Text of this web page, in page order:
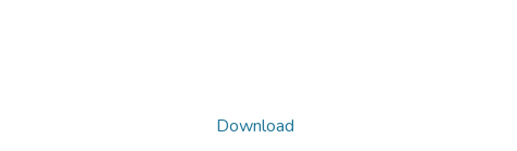
Download